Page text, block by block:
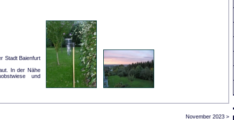
Stadt Baienfurt
In der Nähe
und
November 2023 >